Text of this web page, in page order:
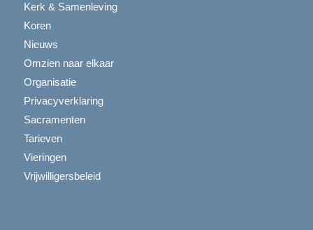
Kerk & Samenleving
Koren
Nieuws
Omzien naar elkaar
Organisatie
Privacyverklaring
Sacramenten
Tarieven
Vieringen
Vrijwilligersbeleid